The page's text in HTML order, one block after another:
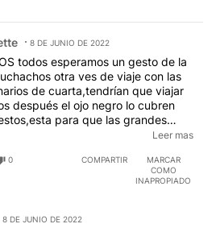
8 DE JUNIO DE 2022
todos esperamos un gesto de la
otra ves de viaje con las
de cuarta,tendrían que viajar
después el ojo negro lo cubren
para que las grandes
más y amenacen al gobierno
justicia
Leer mas
0 COMPARTIR
MARCAR
COMO
INAPROPIADO
8 DE JUNIO DE 2022